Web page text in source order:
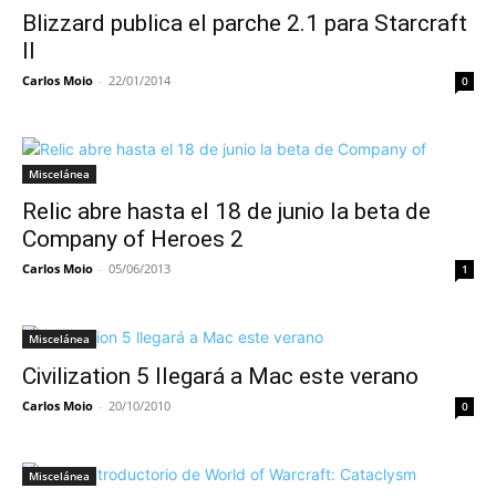
Blizzard publica el parche 2.1 para Starcraft
II
Carlos Moio - 22/01/2014 0
Miscelánea
Relic abre hasta el 18 de junio la beta de
Company of Heroes 2
Carlos Moio - 05/06/2013 1
Miscelánea
Civilization 5 llegará a Mac este verano
Carlos Moio - 20/10/2010 0
Miscelánea